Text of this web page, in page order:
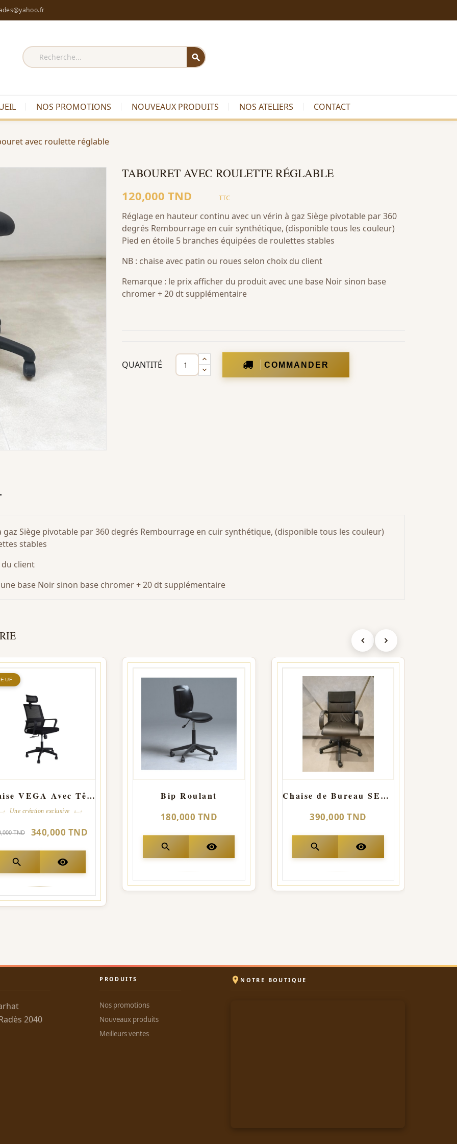
search
NOS PROMOTIONS NOUVEAUX PRODUITS NOS ATELIERS CONTACT
avec roulette réglable
TABOURET AVEC ROULETTE RÉGLABLE
120,000 TND TTC
Réglage en hauteur continu avec un vérin à gaz Siège pivotable par 360
degrés Rembourrage en cuir synthétique, (disponible tous les couleur)
Pied en étoile 5 branches équipées de roulettes stables
NB : chaise avec patin ou roues selon choix du client
Remarque : le prix afficher du produit avec une base Noir sinon base
chromer + 20 dt supplémentaire
QUANTITÉ COMMANDER
Siège pivotable par 360 degrés Rembourrage en cuir synthétique, (disponible tous les couleur)
stables
du client
base Noir sinon base chromer + 20 dt supplémentaire
Chaise VEGA Avec Têtière
Une création exclusive
TND 340,000 TND
search visibility
Bip Roulant
180,000 TND
search visibility
Chaise de Bureau SEDAN HD
390,000 TND
search visibility
2040
PRODUITS
Nos promotions
Nouveaux produits
Meilleurs ventes
 NOTRE BOUTIQUE